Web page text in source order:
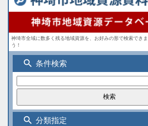
神埼市全域に数多く残る地域資源を、お好みの形で検索でき
う！
search 条件検索
search 分類指定